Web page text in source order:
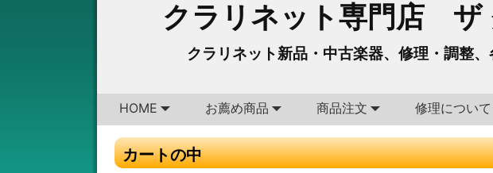
クラリネット専門店 ザ
クラリネット新品・中古楽器、修理・調整
HOME
お薦め商品 商品注文 修理について
カートの中